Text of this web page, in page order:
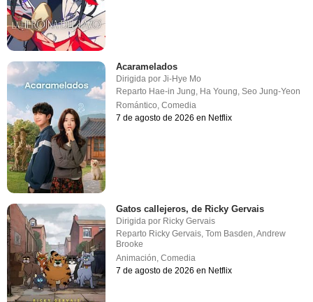
Acaramelados
Dirigida porJi-Hye Mo
Reparto Hae-in Jung, Ha Young,Seo Jung-Yeon
Romántico,Comedia
7 de agosto de 2026 en Netflix
Gatos callejeros, de Ricky Gervais
Dirigida por Ricky Gervais
Reparto Ricky Gervais ,Tom Basden ,Andrew
Brooke
Animación ,Comedia
7 de agosto de 2026 en Netflix